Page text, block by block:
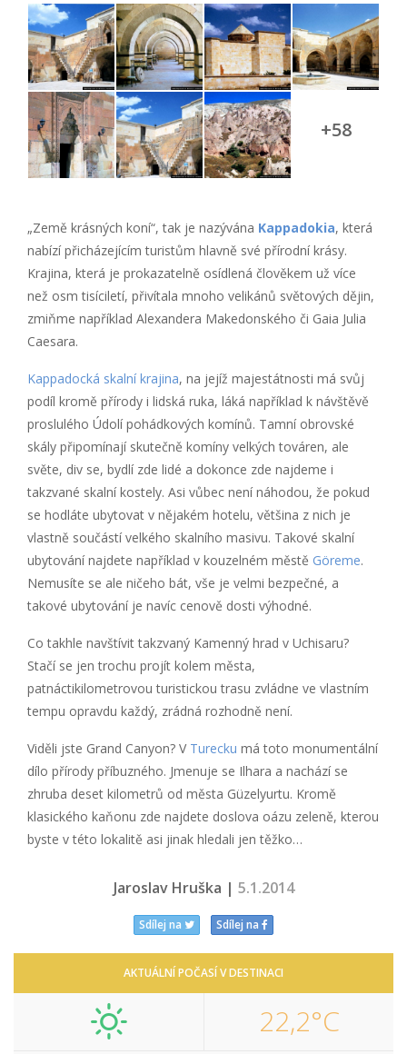
+58
„Země krásných koní“, tak je nazývána Kappadokia, která
nabízí přicházejícím turistům hlavně své přírodní krásy.
Krajina, která je prokazatelně osídlená člověkem už více
než osm tisíciletí, přivítala mnoho velikánů světových dějin,
zmiňme například Alexandera Makedonského či Gaia Julia
Caesara.
Kappadocká skalní krajina, na jejíž majestátnosti má svůj
podíl kromě přírody i lidská ruka, láká například k návštěvě
proslulého Údolí pohádkových komínů. Tamní obrovské
skály připomínají skutečně komíny velkých továren, ale
světe, div se, bydlí zde lidé a dokonce zde najdeme i
takzvané skalní kostely. Asi vůbec není náhodou, že pokud
se hodláte ubytovat v nějakém hotelu, většina z nich je
vlastně součástí velkého skalního masivu. Takové skalní
ubytování najdete například v kouzelném městě Göreme.
Nemusíte se ale ničeho bát, vše je velmi bezpečné, a
takové ubytování je navíc cenově dosti výhodné.
Co takhle navštívit takzvaný Kamenný hrad v Uchisaru?
Stačí se jen trochu projít kolem města,
patnáctikilometrovou turistickou trasu zvládne ve vlastním
tempu opravdu každý, zrádná rozhodně není.
Viděli jste Grand Canyon? V Turecku má toto monumentální
dílo přírody příbuzného. Jmenuje se Ilhara a nachází se
zhruba deset kilometrů od města Güzelyurtu. Kromě
klasického kaňonu zde najdete doslova oázu zeleně, kterou
byste v této lokalitě asi jinak hledali jen těžko…
Jaroslav Hruška | 5.1.2014
Sdílej na Sdílej na
AKTUÁLNÍ POČASÍ V DESTINACI
22,2°C